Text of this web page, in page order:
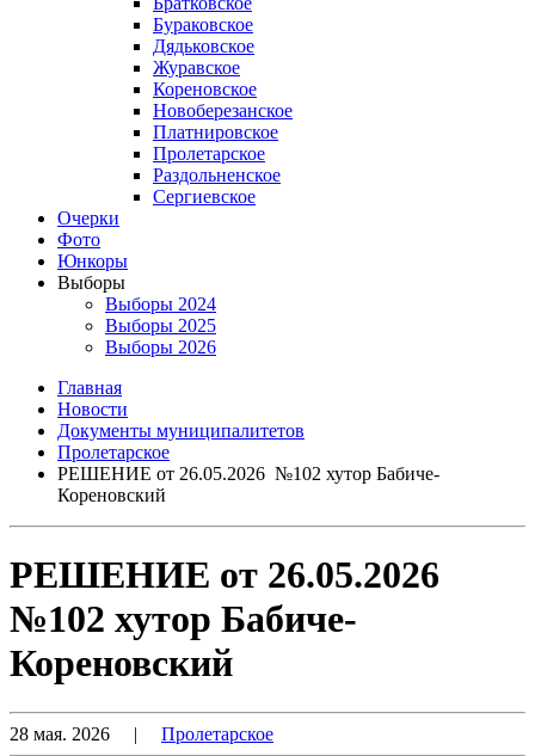
Бураковское
Дядьковское
Журавское
Кореновское
Новоберезанское
Платнировское
Пролетарское
Раздольненское
Сергиевское
Очерки
Фото
Юнкоры
Выборы
Выборы 2024
Выборы 2025
Выборы 2026
Главная
Новости
Документы муниципалитетов
Пролетарское
РЕШЕНИЕ от 26.05.2026 №102 хутор Бабиче-
Кореновский
РЕШЕНИЕ от 26.05.2026
№102 хутор Бабиче-
Кореновский
28 мая. 2026 | Пролетарское